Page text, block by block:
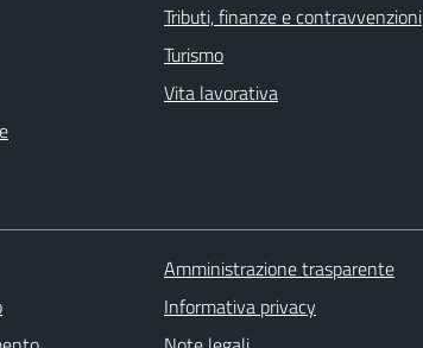
Tributi, finanze e contravvenzioni
Turismo
Vita lavorativa
Amministrazione trasparente
Informativa privacy